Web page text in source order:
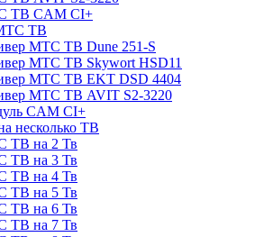
ТВ CAM CI+
ТВ
МТС ТВ Dune 251-S
МТС ТВ Skywort HSD11
МТС ТВ EKT DSD 4404
МТС ТВ AVIT S2-3220
CAM CI+
несколько ТВ
ТВ на 2 Тв
ТВ на 3 Тв
ТВ на 4 Тв
ТВ на 5 Тв
ТВ на 6 Тв
ТВ на 7 Тв